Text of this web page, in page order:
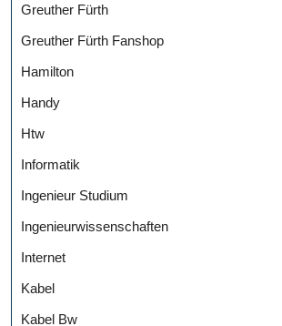
Greuther Fürth
Greuther Fürth Fanshop
Hamilton
Handy
Htw
Informatik
Ingenieur Studium
Ingenieurwissenschaften
Internet
Kabel
Kabel Bw